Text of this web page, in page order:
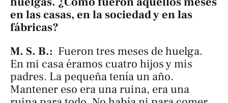
en las casas, en la sociedad y en las
fábricas?
M. S. B.: Fueron tres meses de huelga.
En mi casa éramos cuatro hijos y mis
padres. La pequeña tenía un año.
Mantener eso era una ruina, era una